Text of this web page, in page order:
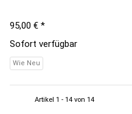
95,00 € *
Sofort verfügbar
Wie Neu
Artikel 1 - 14 von 14